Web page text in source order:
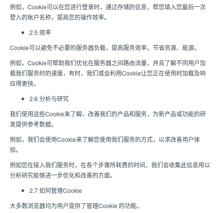
例如，Cookie可以在您进行登录时，通过存储的信息，帮您填入您最后一次
登入的账户名称，提高您的操作效率。
2.5 效率
Cookie可以避免不必要的服务器负载，提高服务效率，节省资源、能源。
例如，Cookie可帮助我们优化在服务器之间路由流量，并且了解不同用户加
载我们服务时的速度，有时，我们或会利用Cookie让您正在使用时加载及响
应得更快。
2.6 分析与研究
我们使用这些Cookie来了解、改善我们的产品和服务，为新产品或功能的研
发提供参考数据。
例如，我们会使用Cookie来了解您使用我们服务的方式，以求改善用户体
验。
例如您在接入我们服务时，在各个步骤所耗费的时间，我们会收集此信息用以
分析研究能够进一步优化和改善的方面。
2.7 如何管理Cookie
大多数浏览器均为用户提供了管理Cookie 的功能。